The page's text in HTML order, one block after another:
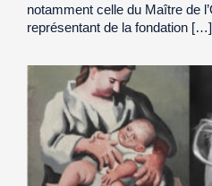
notamment celle du Maître de
représentant de la fondation […]